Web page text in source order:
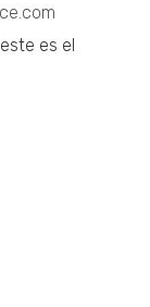
es el